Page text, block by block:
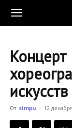
KLOOP.KG
Новости
искусств
От simpu - 12